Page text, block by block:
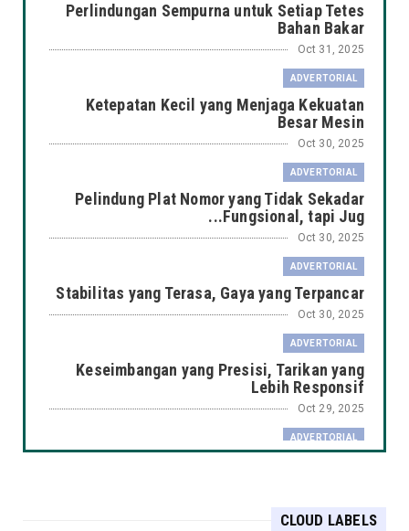
Perlindungan Sempurna untuk Setiap Tetes
Bahan Bakar
Oct 31, 2025
ADVERTORIAL
Ketepatan Kecil yang Menjaga Kekuatan
Besar Mesin
Oct 30, 2025
ADVERTORIAL
Pelindung Plat Nomor yang Tidak Sekadar
Fungsional, tapi Jug...
Oct 30, 2025
ADVERTORIAL
Stabilitas yang Terasa, Gaya yang Terpancar
Oct 30, 2025
ADVERTORIAL
Keseimbangan yang Presisi, Tarikan yang
Lebih Responsif
Oct 29, 2025
ADVERTORIAL
CLOUD LABELS